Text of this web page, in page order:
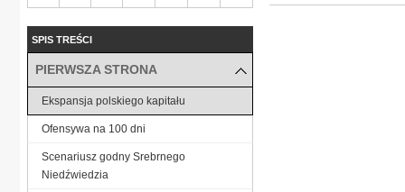
SPIS TREŚCI
PIERWSZA STRONA
Ekspansja polskiego kapitału
Ofensywa na 100 dni
Scenariusz godny Srebrnego
Niedźwiedzia